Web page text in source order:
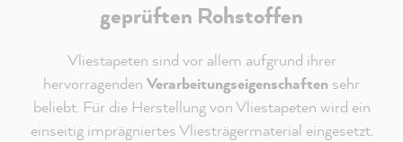
geprüften Rohstoffen
Vliestapeten sind vor allem aufgrund ihrer
hervorragenden Verarbeitungseigenschaften sehr
beliebt. Für die Herstellung von Vliestapeten wird ein
einseitig imprägniertes Vliesträgermaterial eingesetzt.